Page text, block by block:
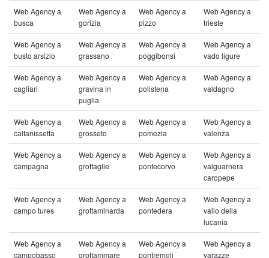
Web Agency a
busca
Web Agency a
gorizia
Web Agency a
pizzo
Web Agency a
trieste
Web Agency a
busto arsizio
Web Agency a
grassano
Web Agency a
poggibonsi
Web Agency a
vado ligure
Web Agency a
cagliari
Web Agency a
gravina in
puglia
Web Agency a
polistena
Web Agency a
valdagno
Web Agency a
caltanissetta
Web Agency a
grosseto
Web Agency a
pomezia
Web Agency a
valenza
Web Agency a
campagna
Web Agency a
grottaglie
Web Agency a
pontecorvo
Web Agency a
valguarnera
caropepe
Web Agency a
campo tures
Web Agency a
grottaminarda
Web Agency a
pontedera
Web Agency a
vallo della
lucania
Web Agency a
campobasso
Web Agency a
grottammare
Web Agency a
pontremoli
Web Agency a
varazze